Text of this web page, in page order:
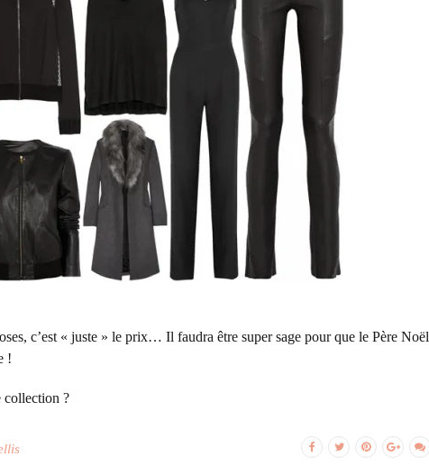
c’est « juste » le prix… Il faudra être super sage pour que le Père Noël
!
collection ?